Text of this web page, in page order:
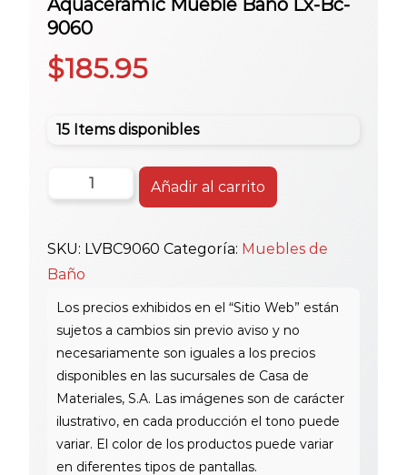
Aquaceramic Mueble Baño Lx-Bc-
9060
$185.95
15 Items disponibles
Aquaceramic
Mueble
Lx-
Bc-
9060
cantidad
Añadir al carrito
SKU: LVBC9060 Categoría: Muebles de
Baño